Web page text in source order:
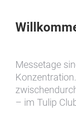
Messetage
– im Tulip